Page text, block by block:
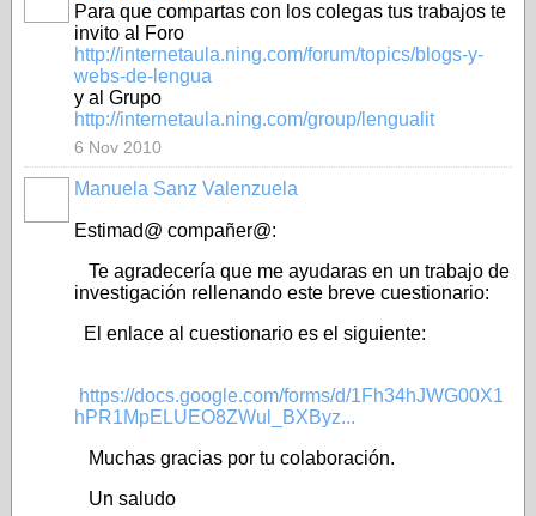
Para que compartas con los colegas tus trabajos te
invito al Foro
http://internetaula.ning.com/forum/topics/blogs-y-
webs-de-lengua
y al Grupo
http://internetaula.ning.com/group/lengualit
6 Nov 2010
Manuela Sanz Valenzuela
Estimad@ compañer@:
Te agradecería que me ayudaras en un trabajo de
investigación rellenando este breve cuestionario:
El enlace al cuestionario es el siguiente:
https://docs.google.com/forms/d/1Fh34hJWG00X1
hPR1MpELUEO8ZWul_BXByz...
Muchas gracias por tu colaboración.
Un saludo